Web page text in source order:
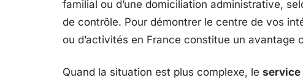
familial ou d’une domiciliation administrative,
de contrôle. Pour démontrer le centre de vos
ou d’activités en France constitue un avantage
Quand la situation est plus complexe, le service